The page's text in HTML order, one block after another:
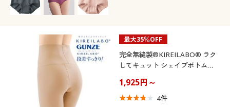
最大35％OFF
完全無縫製®KIREILABO® ラク
してキュット シェイプボトム
1,925円～
4件